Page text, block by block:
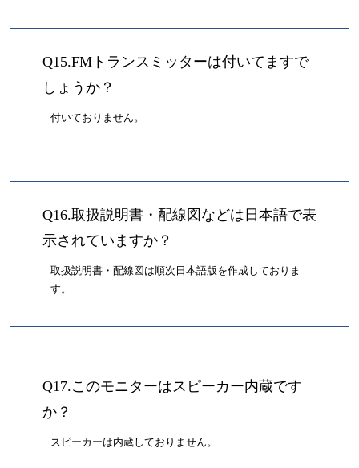
Q15.FMトランスミッターは付いてますで
しょうか？
付いておりません。
Q16.取扱説明書・配線図などは日本語で表
示されていますか？
取扱説明書・配線図は順次日本語版を作成しておりま
す。
Q17.このモニターはスピーカー内蔵です
か？
スピーカーは内蔵しておりません。